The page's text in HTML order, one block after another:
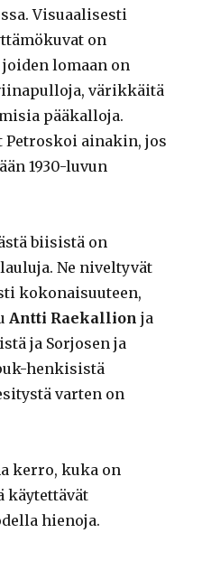
Visuaalisesti
on
lomaan on
värikkäitä
pääkalloja.
Petroskoi ainakin, jos
1930-luvun
biisistä on
Ne niveltyvät
kokonaisuuteen,
Antti Raekallion ja
ja Sorjosen ja
henkisistä
varten on
kerro, kuka on
käytettävät
hienoja.